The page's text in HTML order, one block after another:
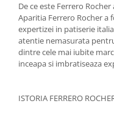
De ce este Ferrero
Aparitia Ferrero Rocher
expertizei in patiserie
atentie nemasurata
dintre cele mai iubite
inceapa si imbratiseaza
ISTORIA FERRERO